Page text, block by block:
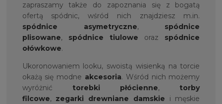
zapraszamy także do zapoznania się z bogatą
ofertą spódnic, wśród nich znajdziesz m.in.
spódnice asymetryczne, spódnice
plisowane, spódnice tiulowe oraz spódnice
ołówkowe.
Ukoronowaniem looku, swoistą wisienką na torcie
okażą się modne akcesoria. Wśród nich możemy
wyróżnić torebki płócienne, torby
filcowe, zegarki drewniane damskie i męskie